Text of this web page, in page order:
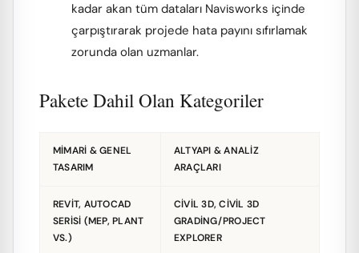
kadar akan tüm dataları Navisworks içinde
çarpıştırarak projede hata payını sıfırlamak
zorunda olan uzmanlar.
Pakete Dahil Olan Kategoriler
MIMARI & GENEL
TASARIM
ALTYAPI & ANALIZ
ARAÇLARI
REVIT, AUTOCAD
SERISI (MEP, PLANT
VS.)
CIVIL 3D, CIVIL 3D
GRADING/PROJECT
EXPLORER